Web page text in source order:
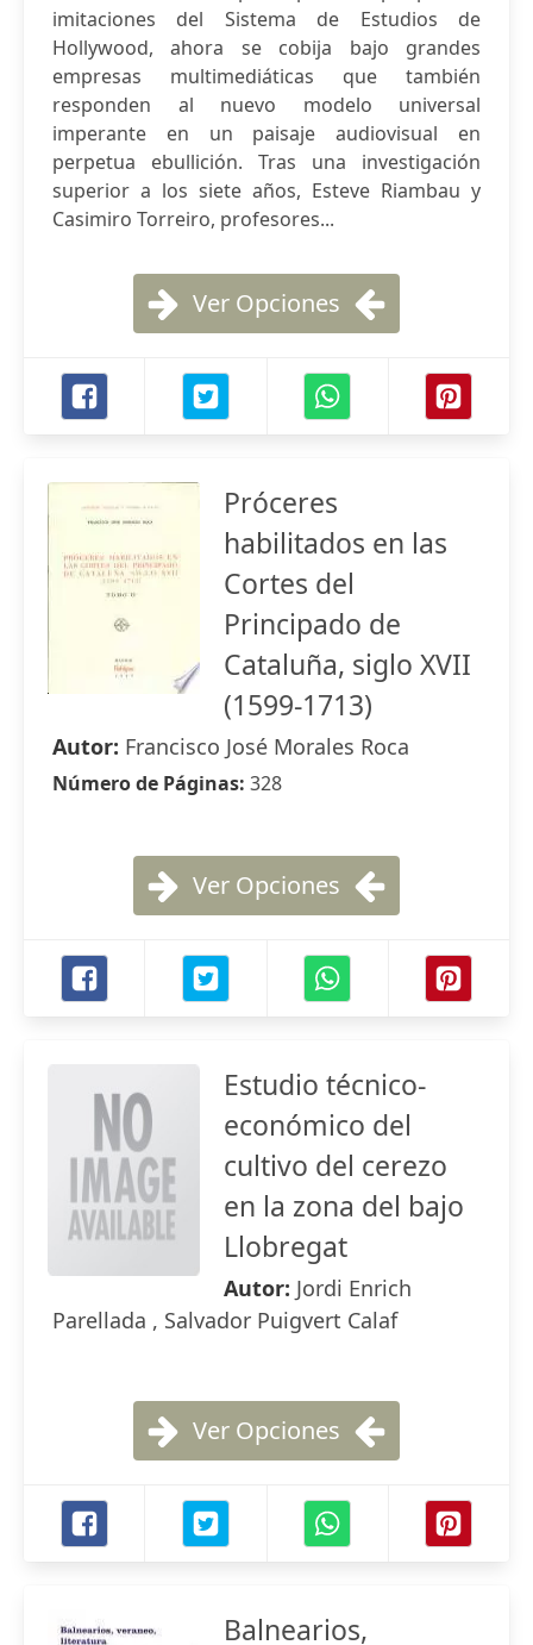
imitaciones del Sistema de Estudios de
Hollywood, ahora se cobija bajo grandes
empresas multimediáticas que también
responden al nuevo modelo universal
imperante en un paisaje audiovisual en
perpetua ebullición. Tras una investigación
superior a los siete años, Esteve Riambau y
Casimiro Torreiro, profesores...
Ver Opciones
Próceres
habilitados en las
Cortes del
Principado de
Cataluña, siglo XVII
(1599-1713)
Autor: Francisco José Morales Roca
Número de Páginas: 328
Ver Opciones
Estudio técnico-
económico del
cultivo del cerezo
en la zona del bajo
Llobregat
Autor: Jordi Enrich
Parellada , Salvador Puigvert Calaf
Ver Opciones
Balnearios,